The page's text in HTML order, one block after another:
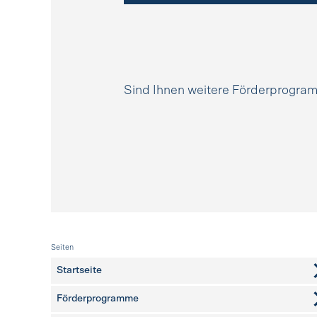
Sind Ihnen weitere
Fusszeile
Seiten
Startseite
Förderprogramme